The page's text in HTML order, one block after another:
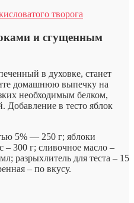
и сгущенным
в духовке, станет
домашнюю выпечку на
необходимым белком,
Добавление в тесто яблок
5% — 250 г; яблоки
– 300 г; сливочное масло –
разрыхлитель для теста – 15
– по вкусу.